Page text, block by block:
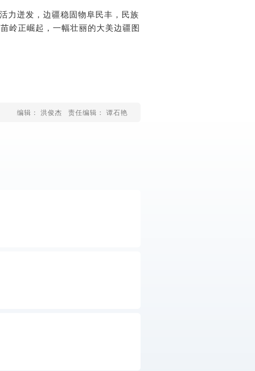
力迸发，边疆稳固物阜民丰，民族
岭正崛起，一幅壮丽的大美边疆图
编辑： 洪俊杰 责任编辑： 谭石艳